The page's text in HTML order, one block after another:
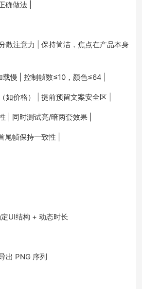
确做法 |
散注意力 | 保持简洁，焦点在产品本身
载慢 | 控制帧数≤10，颜色≤64 |
如价格） | 提前预留文案安全区 |
| 同时测试亮/暗两套效果 |
尾帧保持一致性 |
UI结构 + 动态时长
出 PNG 序列